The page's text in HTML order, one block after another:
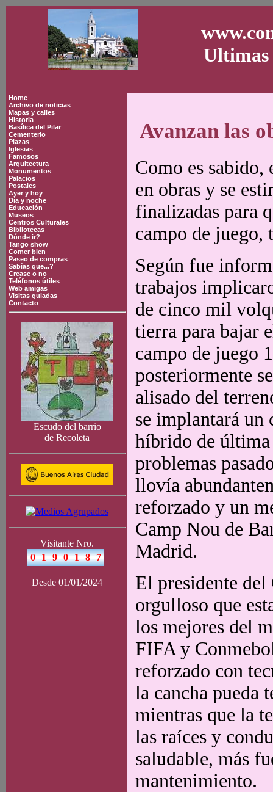
Ultimas
Home
Archivo de noticias
Mapas y calles
Historia
Basílica del Pilar
Cementerio
Plazas
Iglesias
Famosos
Arquitectura
Monumentos
Palacios
Postales
Ayer y hoy
Día y noche
Educación
Museos
Centros Culturales
Bibliotecas
Dónde ir?
Tango show
Comer bien
Paseo de compras
Sabías que...?
Crease o no
Teléfonos útiles
Web amigas
Visitas guiadas
Contacto
Escudo del barrio
de Recoleta
Visitante Nro.
Desde 01/01/2024
Avanzan las
Como es
en obras y se
finalizadas para
campo de juego,
Según fue
trabajos
de cinco mil
tierra para bajar
campo de juego
posteriormente
alisado del
se implantará un
híbrido de
problemas
llovía
reforzado y un
Camp Nou de
Madrid.
El presidente
orgulloso que
los mejores del
FIFA y
reforzado con
la cancha pueda
mientras que la
las raíces y
saludable, más
mantenimiento.